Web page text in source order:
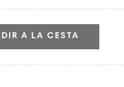
A LA CESTA